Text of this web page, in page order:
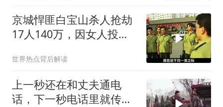
京城悍匪白宝山杀人抢劫
17人140万，因女人投降
世界热点背后解读
上一秒还在和丈夫通电
话，下一秒电话里就传出